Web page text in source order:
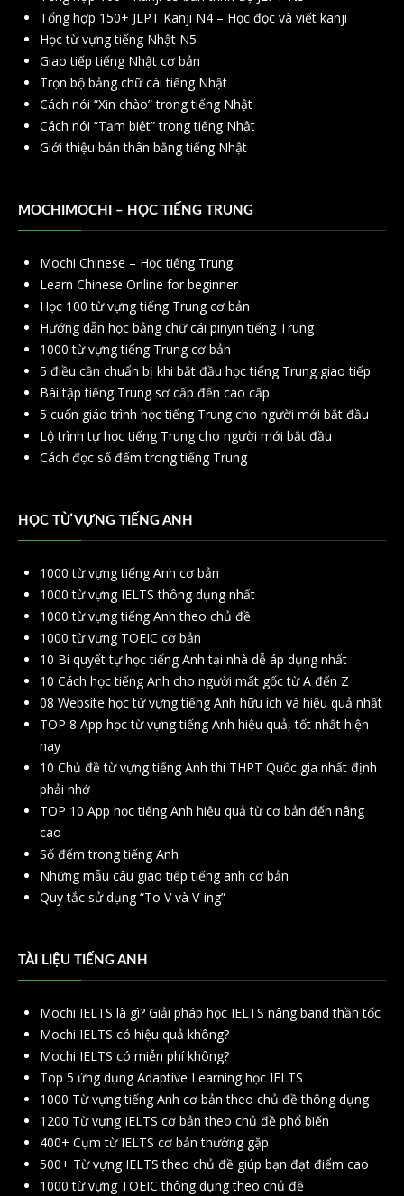
Tổng hợp 150+ JLPT Kanji N4 – Học đọc và viết kanji
Học từ vựng tiếng Nhật N5
Giao tiếp tiếng Nhật cơ bản
Trọn bộ bảng chữ cái tiếng Nhật
Cách nói “Xin chào” trong tiếng Nhật
Cách nói “Tạm biệt” trong tiếng Nhật
Giới thiệu bản thân bằng tiếng Nhật
MOCHIMOCHI – HỌC TIẾNG TRUNG
Mochi Chinese – Học tiếng Trung
Learn Chinese Online for beginner
Học 100 từ vựng tiếng Trung cơ bản
Hướng dẫn học bảng chữ cái pinyin tiếng Trung
1000 từ vựng tiếng Trung cơ bản
5 điều cần chuẩn bị khi bắt đầu học tiếng Trung giao tiếp
Bài tập tiếng Trung sơ cấp đến cao cấp
5 cuốn giáo trình học tiếng Trung cho người mới bắt đầu
Lộ trình tự học tiếng Trung cho người mới bắt đầu
Cách đọc số đếm trong tiếng Trung
HỌC TỪ VỰNG TIẾNG ANH
1000 từ vựng tiếng Anh cơ bản
1000 từ vựng IELTS thông dụng nhất
1000 từ vựng tiếng Anh theo chủ đề
1000 từ vựng TOEIC cơ bản
10 Bí quyết tự học tiếng Anh tại nhà dễ áp dụng nhất
10 Cách học tiếng Anh cho người mất gốc từ A đến Z
08 Website học từ vựng tiếng Anh hữu ích và hiệu quả nhất
TOP 8 App học từ vựng tiếng Anh hiệu quả, tốt nhất hiện
nay
10 Chủ đề từ vựng tiếng Anh thi THPT Quốc gia nhất định
phải nhớ
TOP 10 App học tiếng Anh hiệu quả từ cơ bản đến nâng
cao
Số đếm trong tiếng Anh
Những mẫu câu giao tiếp tiếng anh cơ bản
Quy tắc sử dụng “To V và V-ing”
TÀI LIỆU TIẾNG ANH
Mochi IELTS là gì? Giải pháp học IELTS nâng band thần tốc
Mochi IELTS có hiệu quả không?
Mochi IELTS có miễn phí không?
Top 5 ứng dụng Adaptive Learning học IELTS
1000 Từ vựng tiếng Anh cơ bản theo chủ đề thông dụng
1200 Từ vựng IELTS cơ bản theo chủ đề phổ biến
400+ Cụm từ IELTS cơ bản thường gặp
500+ Từ vựng IELTS theo chủ đề giúp bạn đạt điểm cao
1000 từ vựng TOEIC thông dụng theo chủ đề